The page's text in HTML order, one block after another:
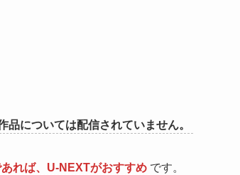
品については配信されていません。
れば、U-NEXTがおすすめ です。